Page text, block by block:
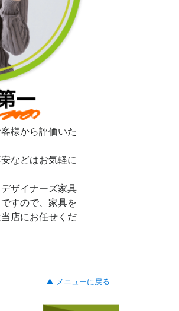
様から評価いた
などはお気軽に
ザイナーズ家具
すので、家具を
店にお任せくだ
▲ メニューに戻る